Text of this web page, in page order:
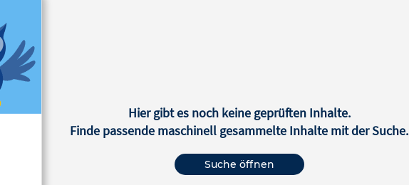
Hier gibt es noch keine geprüften Inhalte.
Finde passende maschinell gesammelte Inhalte mit der Suche.
Suche öffnen